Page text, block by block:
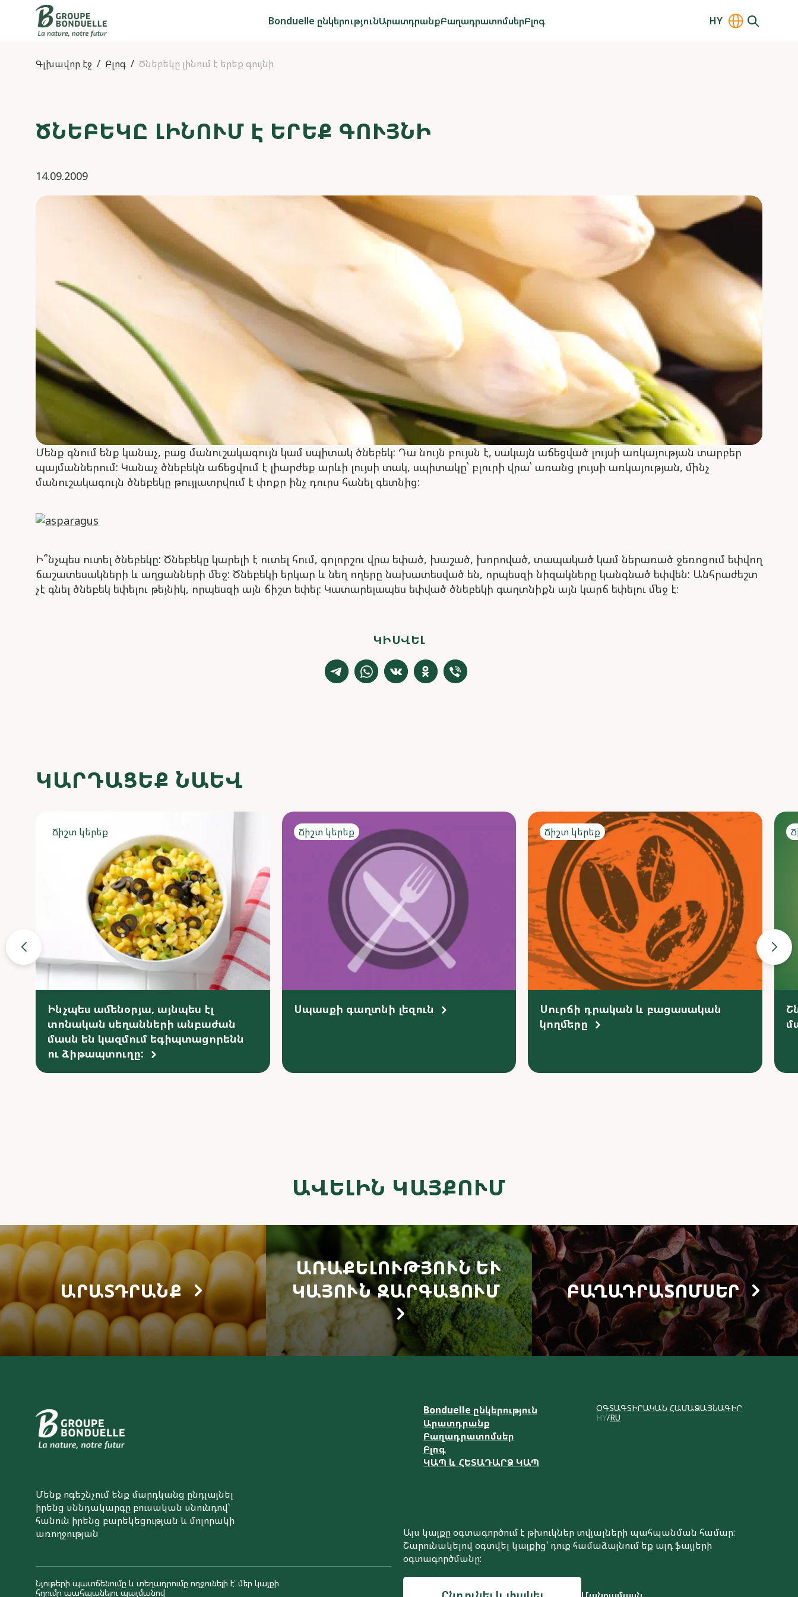
Bonduelle ընկերությունԱրատդրանքԲաղադրատոմսերԲլոգ HY
Գլխավոր էջ Բլոգ Ծնեբեկը լինում է երեք գույնի
ԾՆԵԲԵԿԸ ԼԻՆՈՒՄ Է ԵՐԵՔ ԳՈՒՅՆԻ
14.09.2009
Մենք գնում ենք կանաչ, բաց մանուշակագույն կամ սպիտակ ծնեբեկ: Դա նույն բույսն է, սակայն աճեցված լույսի առկայության տարբեր
պայմաններում: Կանաչ ծնեբեկն աճեցվում է լիարժեք արևի լույսի տակ, սպիտակը՝ բլուրի վրա՝ առանց լույսի առկայության, մինչ
մանուշակագույն ծնեբեկը թույլատրվում է փոքր ինչ դուրս հանել գետնից:
Ի՞նչպես ուտել ծնեբեկը: Ծնեբեկը կարելի է ուտել հում, գոլորշու վրա եփած, խաշած, խորոված, տապակած կամ ներառած ջեռոցում եփվող
ճաշատեսակների և աղցանների մեջ: Ծնեբեկի երկար և նեղ ողերը նախատեսված են, որպեսզի նիզակները կանգնած եփվեն: Անհրաժեշտ
չէ գնել ծնեբեկ եփելու թեյնիկ, որպեսզի այն ճիշտ եփել: Կատարելապես եփված ծնեբեկի գաղտնիքն այն կարճ եփելու մեջ է:
ԿԻՍՎԵԼ
ԿԱՐԴԱՑԵՔ ՆԱԵՎ
Ճիշտ կերեք
Ինչպես ամենօրյա, այնպես էլ
տոնական սեղանների անբաժան
մասն են կազմում եգիպտացորենն
ու ձիթապտուղը:
Ճիշտ կերեք
Սպասքի գաղտնի լեզուն
Ճիշտ կերեք
Սուրճի դրական և բացասական
կողմերը
ԱՎԵԼԻՆ ԿԱՅՔՈՒՄ
ԱՐԱՏԴՐԱՆՔ
ԱՌԱՔԵԼՈՒԹՅՈՒՆ ԵՒ Կ
ԱՅՈՒՆ ԶԱՐԳԱՑՈՒՄ
ԲԱՂԱԴՐԱՏՈՄՍԵՐ
Մենք ոգեշնչում ենք մարդկանց ընդլայնել
իրենց սննդակարգը բուսական սնունդով՝
հանուն իրենց բարեկեցության և մոլորակի
առողջության
Bonduelle ընկերություն
Արատդրանք
Բաղադրատոմսեր
Բլոգ
ԿԱՊ և ՀԵՏԱԴԱՐՁ ԿԱՊ
ՕԳՏԱԳՏԻՐԱԿԱՆ ՀԱՄԱՁԱՅՆԱԳԻՐ
HY RU
Նյութերի պատճենումը և տեղադրումը ողջունելի է՝ մեր կայքի
հղումը պահպանելու պայմանով
Այս կայքը օգտագործում է թխուկներ տվյալների պահպանման համար:
Շարունակելով օգտվել կայքից՝ դուք համաձայնում եք այդ ֆայլերի
օգտագործմանը: